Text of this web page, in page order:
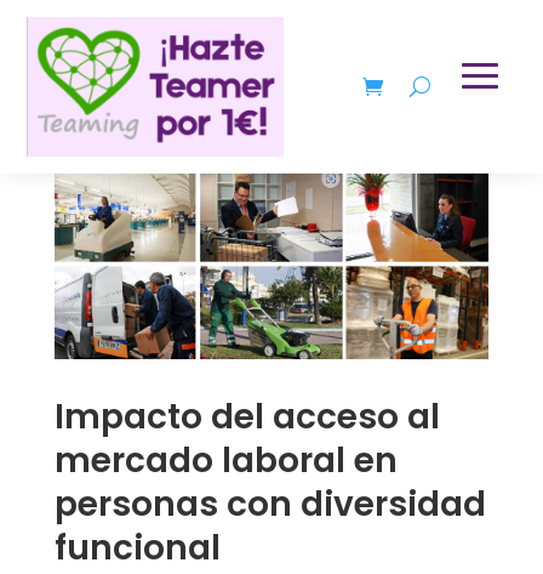
Impacto del acceso al
mercado laboral en
personas con diversidad
funcional